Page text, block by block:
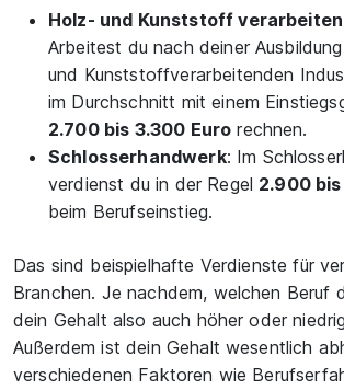
Holz- und Kunststoff
Arbeitest du nach deiner
und Kunststoffverarbeitenden
im Durchschnitt mit einem
2.700 bis 3.300 Euro rechnen.
Schlosserhandwerk: Im
verdienst du in der Regel 2.900
beim Berufseinstieg.
Das sind beispielhafte Verdienste für
Branchen. Je nachdem, welchen Beruf
dein Gehalt also auch höher oder
Außerdem ist dein Gehalt wesentlich
verschiedenen Faktoren wie